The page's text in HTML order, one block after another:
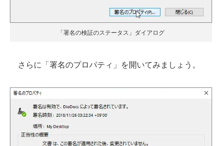
「署名の検証のステータス」ダイアログ
さらに「署名のプロパティ」を開いてみましょう。